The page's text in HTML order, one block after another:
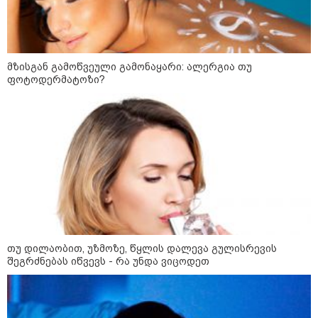
08:59 / 06-08-2026
"კი, ასეთი პროცედურით უნდა
დაეკავებინათ, არასრულწლოვანის
შემთხვევაშიც, უფრო მსუბუქი ვარიანტი
ძნელი წარმოსადგენია... ბუნდოვანია,
რატომ აღსრულდა განჩინება ღამე" -
იურისტები
მზისგან გამოწვეული გამონაყარი: ალერგია თუ
ფოტოდერმატოზი?
თუ დილაობით, უზმოზე, წყლის დალევა გულისრევის
შეგრძნებას იწვევს - რა უნდა ვიცოდეთ